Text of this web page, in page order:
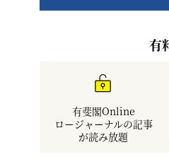
有
有斐閣Online
ロージャーナルの記事
が読み放題